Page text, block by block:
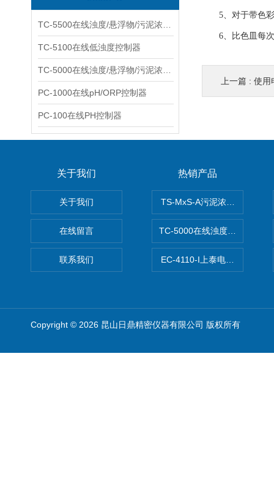
TC-5100在线低浊度控制器
PC-1000在线pH/ORP控制器
PC-100在线PH控制器
5、对于带色彩
6、比色皿每次
上一篇 : 使用
关于我们
关于我们
在线留言
联系我们
热销产品
TS-MxS-A污泥浓度计电极
TC-5000在线浊度/悬浮物/污
EC-4110-I上泰电导度计
Copyright © 2026 昆山日鼎精密仪器有限公司 版权所有